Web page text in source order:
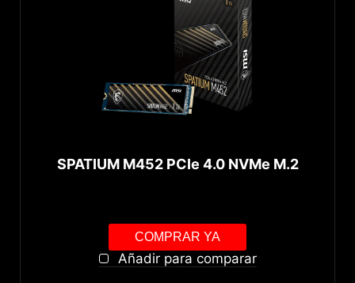
SPATIUM M452 PCIe 4.0 NVMe M.2
COMPRAR YA
Añadir para comparar